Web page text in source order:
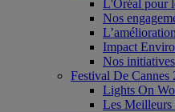
L'Oréal pour
Nos
Impact
Nos
Festival De Cannes
Lights On
Les